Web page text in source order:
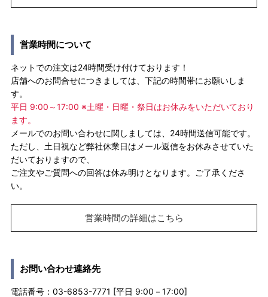
営業時間について
ネットでの注文は24時間受け付けております！
店舗へのお問合せにつきましては、下記の時間帯にお願いしま
す。
平日 9:00～17:00 ※土曜・日曜・祭日はお休みをいただいており
ます。
メールでのお問い合わせに関しましては、24時間送信可能です。
ただし、土日祝など弊社休業日はメール返信をお休みさせていた
だいておりますので、
ご注文やご質問への回答は休み明けとなります。ご了承くださ
い。
営業時間の詳細はこちら
お問い合わせ連絡先
電話番号：03-6853-7771 [平日 9:00－17:00]